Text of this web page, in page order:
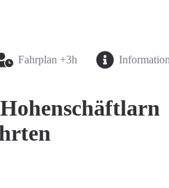
Fahrplan +3h